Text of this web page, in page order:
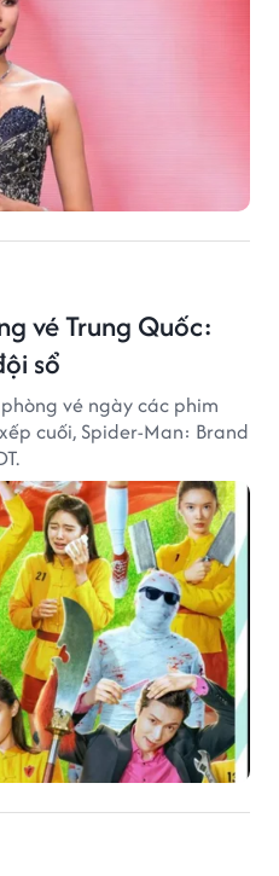
vé Trung Quốc:
sổ
vé ngày các phim
cuối, Spider-Man: Brand